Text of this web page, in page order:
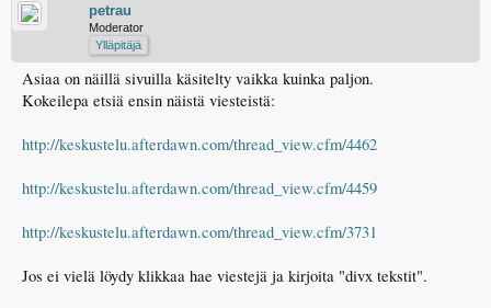
petrau
Moderator
Ylläpitäjä
Asiaa on näillä sivuilla käsitelty vaikka kuinka paljon.
Kokeilepa etsiä ensin näistä viesteistä:
http://keskustelu.afterdawn.com/thread_view.cfm/4462
http://keskustelu.afterdawn.com/thread_view.cfm/4459
http://keskustelu.afterdawn.com/thread_view.cfm/3731
Jos ei vielä löydy klikkaa hae viestejä ja kirjoita "divx tekstit".